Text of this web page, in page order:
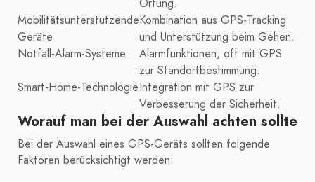
Ortung.
Mobilitätsunterstützende
Geräte
Kombination aus GPS-Tracking
und Unterstützung beim Gehen.
Notfall-Alarm-Systeme
Alarmfunktionen, oft mit GPS
zur Standortbestimmung.
Smart-Home-TechnologieIntegration mit GPS zur
Verbesserung der Sicherheit.
Worauf man bei der Auswahl achten sollte
Bei der Auswahl eines GPS-Geräts sollten folgende
Faktoren berücksichtigt werden: